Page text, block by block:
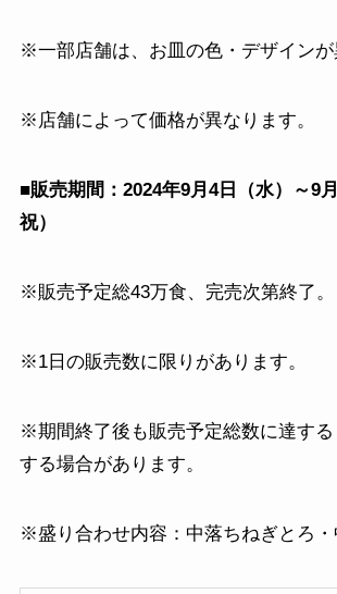
※一部店舗は、お皿の色・デザインが
※店舗によって価格が異なります。
■販売期間：2024年9月4日（水）～9
祝）
※販売予定総43万食、完売次第終了。
※1日の販売数に限りがあります。
※期間終了後も販売予定総数に達す
する場合があります。
※盛り合わせ内容：中落ちねぎとろ・